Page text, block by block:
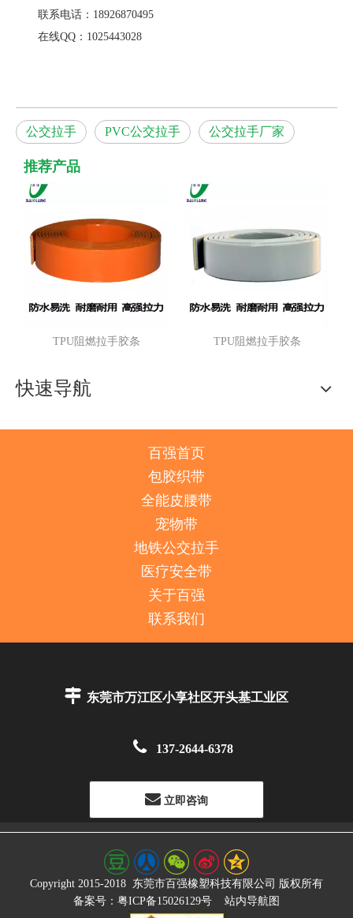
联系电话：18926870495
在线QQ：1025443028
公交拉手 PVC公交拉手 公交拉手厂家
推荐产品
TPU阻燃拉手胶条 TPU阻燃拉手胶条
快速导航
百强首页
包胶织带
全能皮腰带
宠物带
地铁公交拉手
医疗安全带
关于百强
联系我们
 东莞市万江区小享社区开头基工业区
 137-2644-6378
立即咨询
Copyright 2015-2018 东莞市百强橡塑科技有限公司 版权所有
备案号：粤ICP备15026129号
站内导航图